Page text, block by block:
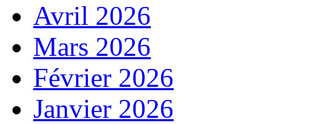
Avril 2026
Mars 2026
Février 2026
Janvier 2026